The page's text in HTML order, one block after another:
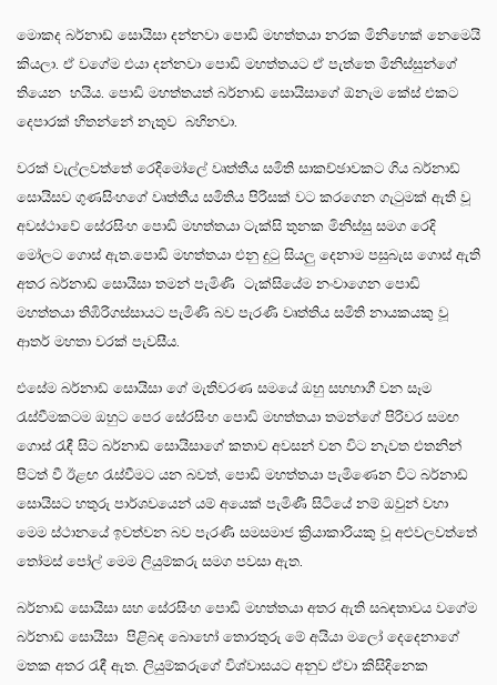
මොකද බර්නාඩ් සොයිසා දන්නවා පොඩි මහත්තයා නරක මිනිහෙක් නෙමෙයි
කියලා. ඒ වගේම එයා දන්නවා පොඩි මහත්තයට ඒ පැත්තෙ මිනිස්සුන්ගේ
තියෙන හයිය. පොඩි මහත්තයත් බර්නාඩ් සොයිසාගේ ඕනැම කේස් එකට
දෙපාරක් හිතන්නේ නැතුව බහිනවා.
වරක් වැල්ලවත්තේ රෙදිමෝලේ වෘත්තීය සමිති සාකච්ඡාවකට ගිය බර්නාඩ්
සොයිසව ගුණසිංහගේ වෘත්තීය සමිතිය පිරිසක් වට කරගෙන ගැටුමක් ඇති වූ
අවස්ථාවේ සේරසිංහ පොඩි මහත්තයා ටැක්සි තුනක මිනිස්සු සමග රෙදි
මෝලට ගොස් ඇත.පොඩි මහත්තයා එනු දුටු සියලු දෙනාම පසුබැස ගොස් ඇති
අතර බර්නාඩ් සොයිසා තමන් පැමිණි ටැක්සියේම නංවාගෙන පොඩි
මහත්තයා තිඹිරිගස්සායට පැමිණි බව පැරණි වෘත්තිය සමිති නායකයකු වූ
ආතර් මහතා වරක් පැවසීය.
එසේම බර්නාඩ් සොයිසා ගේ මැතිවරණ සමයේ ඔහු සහභාගී වන සෑම
රැස්වීමකටම ඔහුට පෙර සේරසිංහ පොඩි මහත්තයා තමන්ගේ පිරිවර සමඟ
ගොස් රැඳී සිට බර්නාඩ් සොයිසාගේ කතාව අවසන් වන විට නැවත එතනින්
පිටත් වී ඊළඟ රැස්වීමට යන බවත්, පොඩි මහත්තයා පැමිණෙන විට බර්නාඩ්
සොයිසට හතුරු පාර්ශවයෙන් යම් අයෙක් පැමිණී සිටියේ නම් ඔවුන් වහා
මෙම ස්ථානයේ ඉවත්වන බව පැරණි සමසමාජ ක්‍රියාකාරියකු වූ අළුවලවත්තේ
තෝමස් පෝල් මෙම ලියුම්කරු සමග පවසා ඇත.
බර්නාඩ් සොයිසා සහ සේරසිංහ පොඩි මහත්තයා අතර ඇති සබඳතාවය වගේම
බර්නාඩ් සොයිසා පිළිබඳ බොහෝ තොරතුරු මේ අයියා මලෝ දෙදෙනාගේ
මතක අතර රැඳී ඇත. ලියුම්කරුගේ විශ්වාසයට අනුව ඒවා කිසිදිනෙක